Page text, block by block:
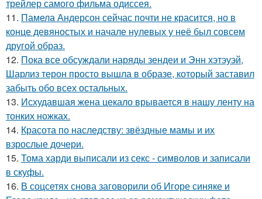
трейлер самого фильма одиссея.
11. Памела Андерсон сейчас почти не красится, но в
конце девяностых и начале нулевых у неё был совсем
другой образ.
12. Пока все обсуждали наряды зендеи и Энн хэтэуэй,
Шарлиз терон просто вышла в образе, который заставил
забыть обо всех остальных.
13. Исхудавшая жена цекало врывается в нашу ленту на
тонких ножках.
14. Красота по наследству: звёздные мамы и их
взрослые дочери.
15. Тома харди выписали из секс - символов и записали
в скуфы.
16. В соцсетях снова заговорили об Игоре синяке и